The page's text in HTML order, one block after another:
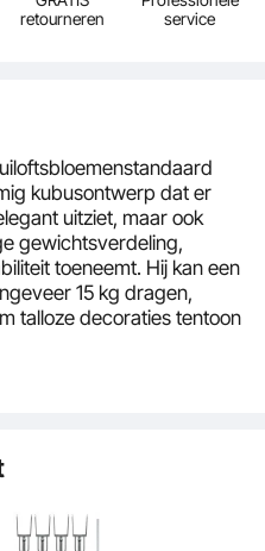
retourneren
service
kubusontwerp dat er
uitziet, maar ook
gewichtsverdeling,
toeneemt. Hij kan een
15 kg dragen,
talloze decoraties tentoon
deze
dromerig lichteffect
De set bevat de